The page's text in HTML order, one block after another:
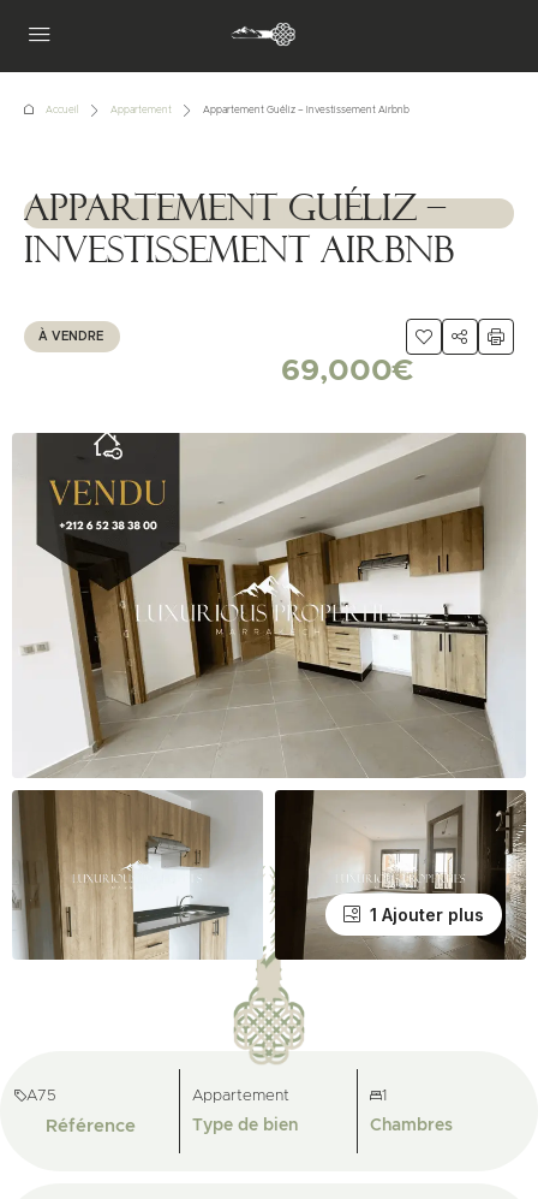
Accueil Appartement Appartement Guéliz – Investissement Airbnb
1111111
Appartement Guéliz –
Investissement Airbnb
À VENDRE
69,000€
1 Ajouter plus
A75
Référence
Appartement
Type de bien
1
Chambres